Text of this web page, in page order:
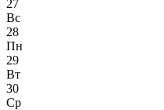
27
Вс
28
Пн
29
Вт
30
Ср